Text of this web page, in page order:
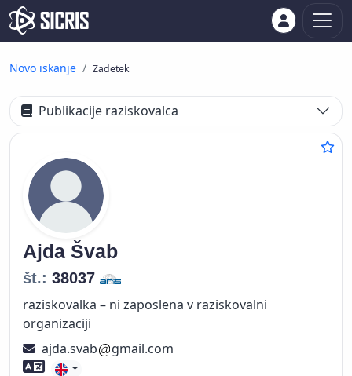
Novo iskanje Zadetek
Publikacije raziskovalca
Ajda Švab
št.: 38037
raziskovalka – ni zaposlena v raziskovalni
organizaciji
ajda.svab
gmail.com
Znanje tujih jezikov